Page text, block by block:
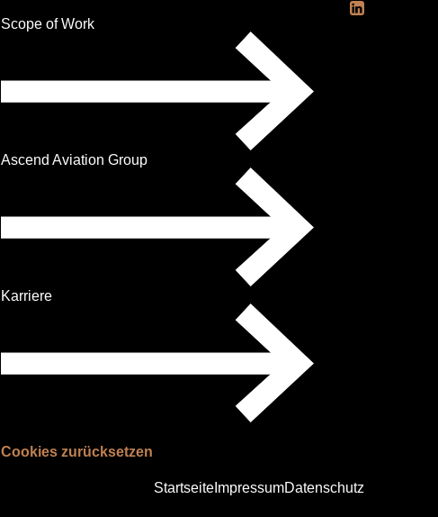
Navigation
Scope of Work
Ascend Aviation Group
Karriere
Cookies zurücksetzen
Navigation
Startseite ImpressumDatenschutz